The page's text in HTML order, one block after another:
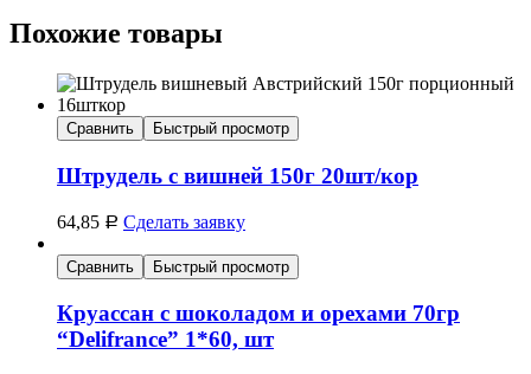
Похожие товары
Сравнить Быстрый просмотр
Штрудель с вишней 150г 20шт/кор
64,85 Р Сделать заявку
Сравнить Быстрый просмотр
Круассан с шоколадом и орехами 70гр
“Delifrance” 1*60, шт